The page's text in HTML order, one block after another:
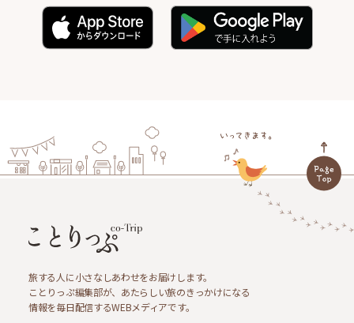
旅する人に小さなしあわせをお届けします。
ことりっぷ編集部が、あたらしい旅のきっかけになる
情報を毎日配信するWEBメディアです。